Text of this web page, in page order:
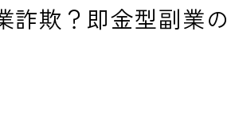
詐欺？即金型副業の